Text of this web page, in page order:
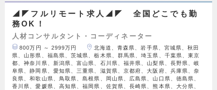
◢◤フルリモート求人◢◤ 全国どこでも勤
務OK！
人材コンサルタント・コーディネーター
800万円 ～ 2999万円
北海道、青森県、岩手県、宮城県、秋田
県、山形県、福島県、茨城県、栃木県、群馬県、埼玉県、千葉県、東京
都、神奈川県、新潟県、富山県、石川県、福井県、山梨県、長野県、岐
阜県、静岡県、愛知県、三重県、滋賀県、京都府、大阪府、兵庫県、奈
良県、和歌山県、鳥取県、島根県、岡山県、広島県、山口県、徳島県、
香川県、愛媛県、高知県、福岡県、佐賀県、長崎県、熊本県、大分県、